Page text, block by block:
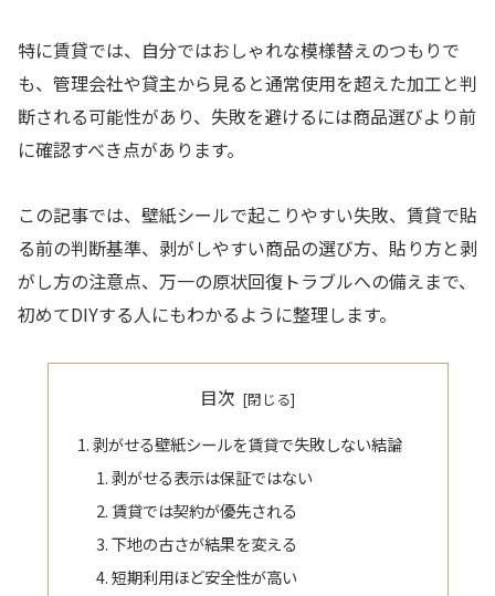
特に賃貸では、自分ではおしゃれな模様替えのつもりで
も、管理会社や貸主から見ると通常使用を超えた加工と判
断される可能性があり、失敗を避けるには商品選びより前
に確認すべき点があります。
この記事では、壁紙シールで起こりやすい失敗、賃貸で貼
る前の判断基準、剥がしやすい商品の選び方、貼り方と剥
がし方の注意点、万一の原状回復トラブルへの備えまで、
初めてDIYする人にもわかるように整理します。
目次
剥がせる壁紙シールを賃貸で失敗しない結論
剥がせる表示は保証ではない
賃貸では契約が優先される
下地の古さが結果を変える
短期利用ほど安全性が高い